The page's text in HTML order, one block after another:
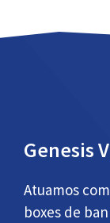
Genesis
Atuamos
boxes de